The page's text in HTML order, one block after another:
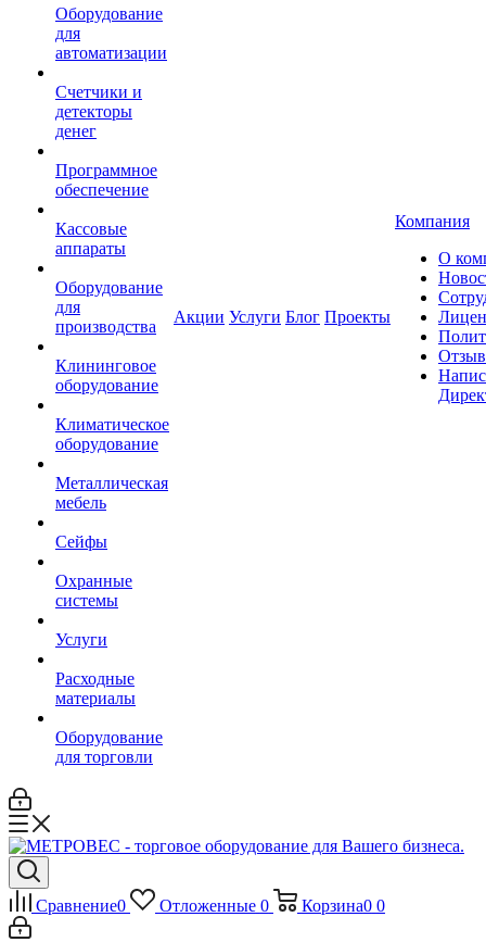
Оборудование
для
автоматизации
Счетчики и
детекторы
денег
Программное
обеспечение
Кассовые
аппараты
Оборудование
для
производства
Клининговое
оборудование
Климатическое
оборудование
Металлическая
мебель
Сейфы
Охранные
системы
Услуги
Расходные
материалы
Оборудование
для торговли
Акции Услуги Блог Проекты
Компания
О
Сравнение0 Отложенные 0 Корзина0 0